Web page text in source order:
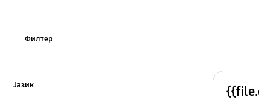
Филтер
Јазик